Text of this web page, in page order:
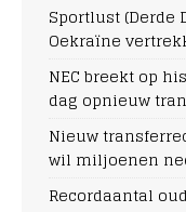
Sportlust (Derde
Oekraïne
NEC breekt op
dag opnieuw
Nieuw
wil miljoenen
Recordaantal